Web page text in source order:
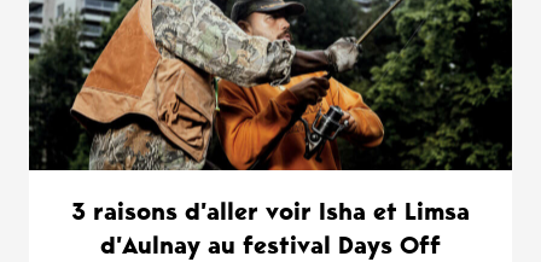
3 raisons d’aller voir Isha et Limsa
d’Aulnay au festival Days Off